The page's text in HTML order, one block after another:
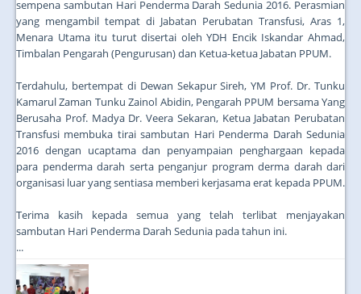
sempena sambutan Hari Penderma Darah Sedunia 2016. Perasmian
yang mengambil tempat di Jabatan Perubatan Transfusi, Aras 1,
Menara Utama itu turut disertai oleh YDH Encik Iskandar Ahmad,
Timbalan Pengarah (Pengurusan) dan Ketua-ketua Jabatan PPUM.
Terdahulu, bertempat di Dewan Sekapur Sireh, YM Prof. Dr. Tunku
Kamarul Zaman Tunku Zainol Abidin, Pengarah PPUM bersama Yang
Berusaha Prof. Madya Dr. Veera Sekaran, Ketua Jabatan Perubatan
Transfusi membuka tirai sambutan Hari Penderma Darah Sedunia
2016 dengan ucaptama dan penyampaian penghargaan kepada
para penderma darah serta penganjur program derma darah dari
organisasi luar yang sentiasa memberi kerjasama erat kepada PPUM.
Terima kasih kepada semua yang telah terlibat menjayakan
sambutan Hari Penderma Darah Sedunia pada tahun ini.
...